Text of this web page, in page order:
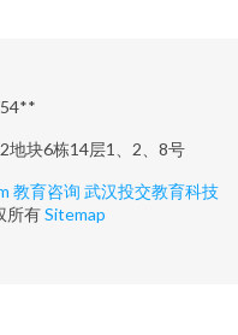
地块6栋14层1、2、8号
教育咨询 武汉投交教育科技
所有Sitemap